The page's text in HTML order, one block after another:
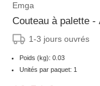
Emga
Couteau à palette
1-3 jours ouvrés
Poids (kg): 0.03
Unités par paquet: 1